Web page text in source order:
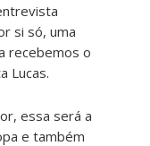
si só, uma
recebemos o
Lucas.
essa será a
e também